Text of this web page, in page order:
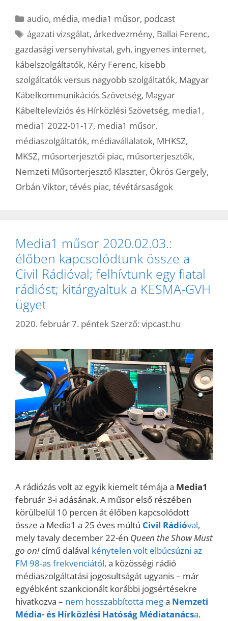
Kategória
audio, média, media1 műsor, podcast
Címkék
ágazati vizsgálat,árkedvezmény, Ballai Ferenc,
gazdasági versenyhivatal, gvh, ingyenes internet,
kábelszolgáltatók, Kéry Ferenc, kisebb
szolgáltatók versus nagyobb szolgáltatók, Magyar
Kábelkommunikációs Szövetség, Magyar
Kábeltelevíziós és Hírközlési Szövetség, media1 ,
media1 2022-01-17, media1 műsor,
médiaszolgáltatók, médiavállalatok, MHKSZ,
MKSZ, műsorterjesztői piac, műsorterjesztők,
Nemzeti Műsorterjesztő Klaszter, Ökrös Gergely,
Orbán Viktor, tévés piac, tévétársaságok
Media1 műsor 2020.02.03.:
élőben kapcsolódtunk össze a
Civil Rádióval; felhívtunk egy fiatal
rádióst; kitárgyaltuk a KESMA-GVH
ügyet
2020. február 7. péntek Szerző: vipcast.hu
A rádiózás volt az egyik kiemelt témája a Media1
február 3-i adásának. A műsor első részében
körülbelül 10 percen át élőben kapcsolódott
össze a Media1 a 25 éves múltú Civil Rádióval,
mely tavaly december 22-én Queen the Show Must
go on!című dalával kénytelen volt elbúcsúzni az
FM 98-as frekvenciától, a közösségi rádió
médiaszolgáltatási jogosultságát ugyanis – már
egyébként szankcionált korábbi jogsértésekre
hivatkozva – nem hosszabbította mega Nemzeti
Média- és Hírközlési Hatóság Médiatanácsa.